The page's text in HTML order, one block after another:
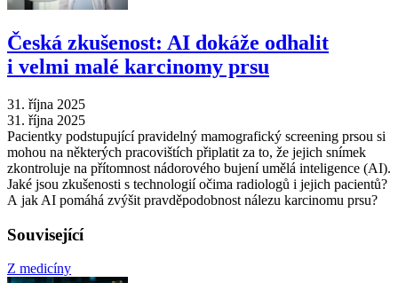
Česká zkušenost: AI dokáže odhalit
i velmi malé karcinomy prsu
31. října 2025
31. října 2025
Pacientky podstupující pravidelný mamografický screening prsou si
mohou na některých pracovištích připlatit za to, že jejich snímek
zkontroluje na přítomnost nádorového bujení umělá inteligence (AI).
Jaké jsou zkušenosti s technologií očima radiologů i jejich pacientů?
A jak AI pomáhá zvýšit pravděpodobnost nálezu karcinomu prsu?
Související
Z medicíny